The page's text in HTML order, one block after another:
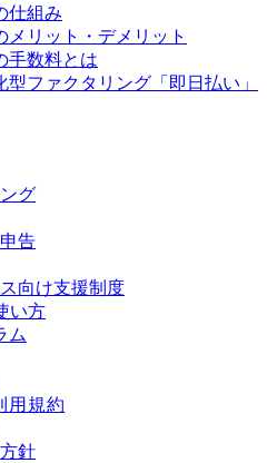
仕組み
メリット・デメリット
手数料とは
型ファクタリング「即日払い」
グ
告
向け支援制度
い方
ム
用規約
針